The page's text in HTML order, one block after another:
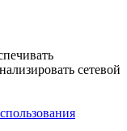
сетевой